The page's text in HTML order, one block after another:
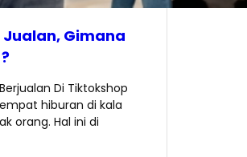
Jualan, Gimana
Di Tiktokshop
hiburan di kala
orang. Hal ini di